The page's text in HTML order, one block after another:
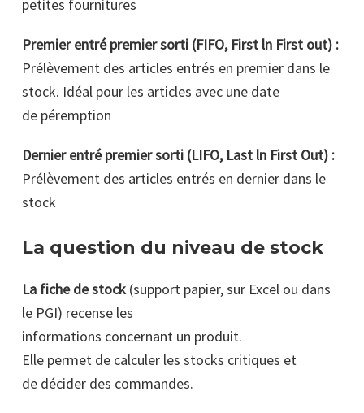
petites fournitures
Premier entré premier sorti (FIFO, First ln First out) :
Prélèvement des articles entrés en premier dans le
stock. Idéal pour les articles avec une date
de péremption
Dernier entré premier sorti (LIFO, Last ln First Out) :
Prélèvement des articles entrés en dernier dans le
stock
La question du niveau de stock
La fiche de stock(support papier, sur Excel ou dans
le PGI) recense les
informations concernant un produit.
Elle permet de calculer les stocks critiques et
de décider des commandes.